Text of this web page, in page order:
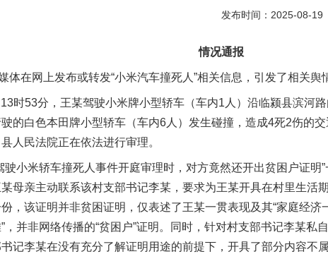
发布时间：2025-08-19
情况通报
在网上发布或转发“小米汽车撞死人”相关信息，引发了相关舆
53分，王某驾驶小米牌小型轿车（车内1人）沿临颍县滨河路
的白色本田牌小型轿车（车内6人）发生碰撞，造成4死2伤的
人民法院正在依法进行审理。
米轿车撞死人事件开庭审理时，对方竟然还开出贫困户证明
母亲主动联系该村支部书记李某，要求为王某开具在村里生活
，该证明并非贫困证明，仅表述了王某一贯表现及其“家庭经
，并非网络传播的“贫困户”证明。同时，针对村支部书记李某私
记李某在没有充分了解证明用途的前提下，开具了部分内容不